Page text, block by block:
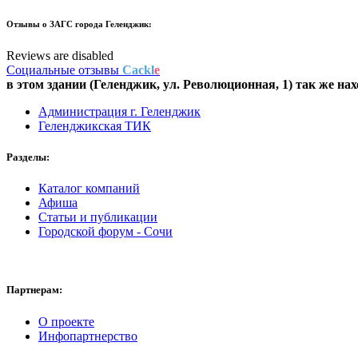
Отзывы о ЗАГС города Геленджик:
Reviews are disabled
Социальные отзывы Cackle
в этом здании (Геленджик, ул. Революционная, 1) так же
Администрация г. Геленджик
Геленджикская ТИК
Разделы:
Каталог компаний
Афиша
Статьи и публикации
Городской форум - Сочи
Партнерам:
О проекте
Инфопартнерство